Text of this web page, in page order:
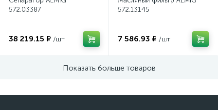
572.03387
38 219.15 ₽ /шт
572.13145
7 586.93 ₽ /шт
Показать больше товаров